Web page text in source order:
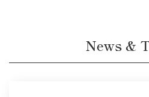
News &